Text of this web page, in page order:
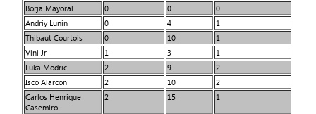
Borja Mayoral 0 0
0
Andriy Lunin
0 4
1
Thibaut Courtois
0 10
1
Vini Jr
1 3
1
Luka Modric
2 9
2
Isco Alarcon
2 10
2
Carlos Henrique
Casemiro
2 15 1